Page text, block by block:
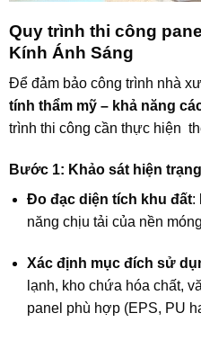
Quy trình thi công
Kính Ánh Sáng
Để đảm bảo công trình nhà
tính thẩm mỹ – khả năng
trình thi công cần thực hiện
Bước 1: Khảo sát hiện
Đo đạc diện tích khu đất:
năng chịu tải của nền
Xác định mục đích sử
lạnh, kho chứa hóa chất,
panel phù hợp (EPS, PU